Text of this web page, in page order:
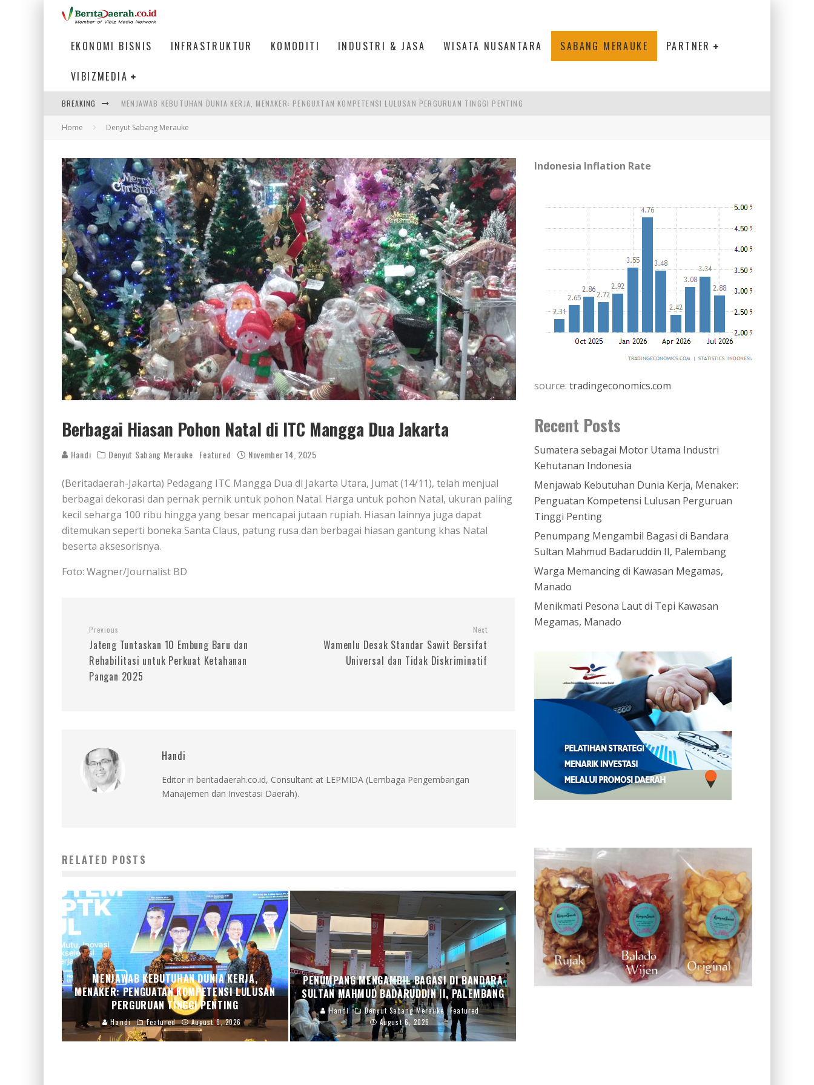
EKONOMI BISNIS INFRASTRUKTUR KOMODITI INDUSTRI & JASA WISATA NUSANTARA SABANG MERAUKE PARTNER
VIBIZMEDIA
BREAKING
PENUMPANG MENGAMBIL BAGASI DI BANDARA SULTAN MAHMUD BADARUDDIN II, PALEMBANG
WARGA MEMANCING DI KAWASAN MEGAMAS, MANADO
SUMATERA SEBAGAI MOTOR UTAMA INDUSTRI KEHUTANAN INDONESIA
Home Denyut Sabang Merauke
Berbagai Hiasan Pohon Natal di ITC Mangga Dua Jakarta
Handi Denyut Sabang Merauke Featured November 14, 2025
(Beritadaerah-Jakarta) Pedagang ITC Mangga Dua di Jakarta Utara, Jumat (14/11), telah menjual
berbagai dekorasi dan pernak pernik untuk pohon Natal. Harga untuk pohon Natal, ukuran paling
kecil seharga 100 ribu hingga yang besar mencapai jutaan rupiah. Hiasan lainnya juga dapat
ditemukan seperti boneka Santa Claus, patung rusa dan berbagai hiasan gantung khas Natal
beserta aksesorisnya.
Foto: Wagner/Journalist BD
Previous
Jateng Tuntaskan 10 Embung Baru dan
Rehabilitasi untuk Perkuat Ketahanan
Pangan 2025
Next
Wamenlu Desak Standar Sawit Bersifat
Universal dan Tidak Diskriminatif
Handi
Editor in beritadaerah.co.id, Consultant at LEPMIDA (Lembaga Pengembangan
Manajemen dan Investasi Daerah).
RELATED POSTS
MENJAWAB KEBUTUHAN DUNIA KERJA,
MENAKER: PENGUATAN KOMPETENSI LULUSAN
PERGURUAN TINGGI PENTING
Handi Featured August 6, 2026
PENUMPANG MENGAMBIL BAGASI DI BANDARA
SULTAN MAHMUD BADARUDDIN II, PALEMBANG
Handi Denyut Sabang Merauke
Featured
August 6, 2026
Indonesia Inflation Rate
source: tradingeconomics.com
Recent Posts
Sumatera sebagai Motor Utama Industri
Kehutanan Indonesia
Menjawab Kebutuhan Dunia Kerja, Menaker:
Penguatan Kompetensi Lulusan Perguruan
Tinggi Penting
Penumpang Mengambil Bagasi di Bandara
Sultan Mahmud Badaruddin II, Palembang
Warga Memancing di Kawasan Megamas,
Manado
Menikmati Pesona Laut di Tepi Kawasan
Megamas, Manado